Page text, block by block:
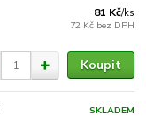
81 Kč/ks
72 Kč bez DPH
Koupit
SKLADEM